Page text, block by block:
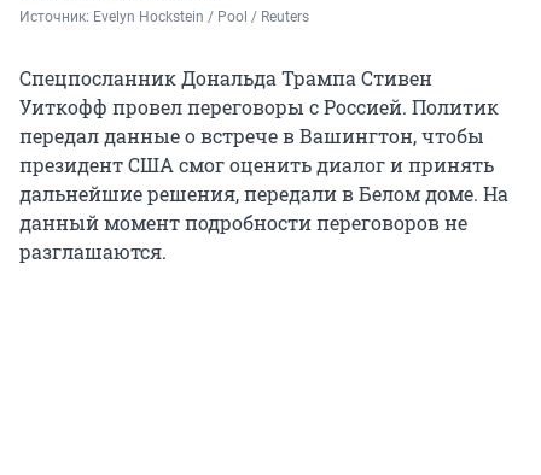
Источник: Evelyn Hockstein / Pool / Reuters
Спецпосланник Дональда Трампа Стивен
Уиткофф провел переговоры с Россией. Политик
передал данные о встрече в Вашингтон, чтобы
президент США смог оценить диалог и принять
дальнейшие решения, передали в Белом доме. На
данный момент подробности переговоров не
разглашаются.